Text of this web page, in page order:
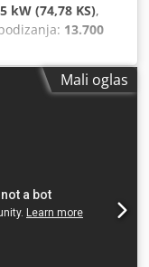
kW (74,78 KS),
13.700
Mali oglas